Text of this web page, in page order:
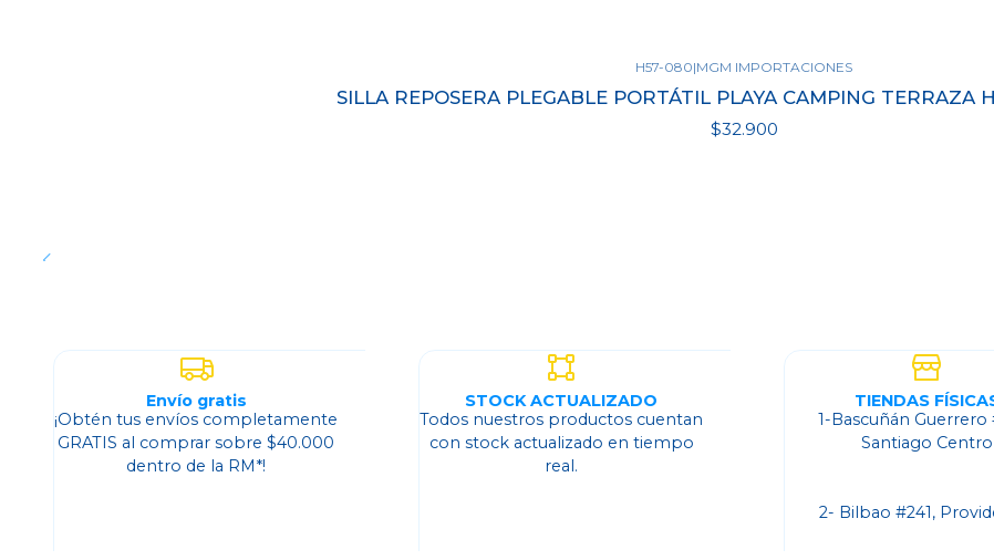
H57-080|MGM IMPORTACIONES
SILLA REPOSERA PLEGABLE PORTÁTIL PLAYA CAMPING TERRAZA
$32.900
Envío gratis
¡Obtén tus envíos completamente
GRATIS al comprar sobre $40.000
dentro de la RM*!
STOCK ACTUALIZADO
Todos nuestros productos cuentan
con stock actualizado en tiempo
real.
TIENDAS
1-Bascuñán Guerrero
Santiago Centro
2- Bilbao #241,